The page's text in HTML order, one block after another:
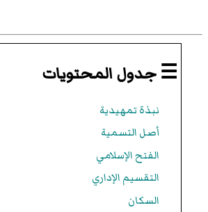
☰ جدول المحتويات
نبذة تمهيدية
أصل التسمية
الفتح الإسلامي
التقسيم الإداري
السكان